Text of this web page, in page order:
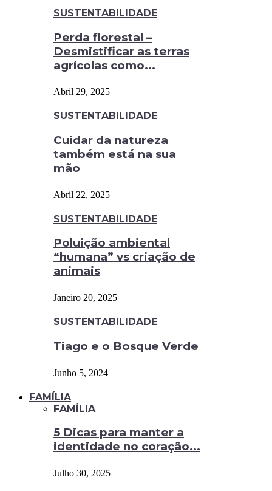
SUSTENTABILIDADE
Perda florestal –
Desmistificar as terras
agrícolas como...
Abril 29, 2025
SUSTENTABILIDADE
Cuidar da natureza
também está na sua
mão
Abril 22, 2025
SUSTENTABILIDADE
Poluição ambiental
“humana” vs criação de
animais
Janeiro 20, 2025
SUSTENTABILIDADE
Tiago e o Bosque Verde
Junho 5, 2024
FAMÍLIA
FAMÍLIA
5 Dicas para manter a
identidade no coração...
Julho 30, 2025